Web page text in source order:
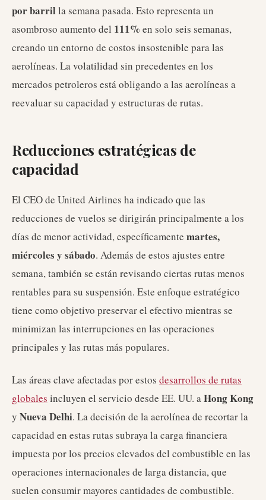
por barrilla semana pasada. Esto representa un
asombroso aumento del 111% en solo seis semanas,
creando un entorno de costos insostenible para las
aerolíneas. La volatilidad sin precedentes en los
mercados petroleros está obligando a las aerolíneas a
reevaluar su capacidad y estructuras de rutas.
Reducciones estratégicas de
capacidad
El CEO de United Airlines ha indicado que las
reducciones de vuelos se dirigirán principalmente a los
días de menor actividad, específicamente martes,
miércoles y sábado. Además de estos ajustes entre
semana, también se están revisando ciertas rutas menos
rentables para su suspensión. Este enfoque estratégico
tiene como objetivo preservar el efectivo mientras se
minimizan las interrupciones en las operaciones
principales y las rutas más populares.
Las áreas clave afectadas por estos desarrollos de rutas
globales incluyen el servicio desde EE. UU. aHong Kong
y Nueva Delhi. La decisión de la aerolínea de recortar la
capacidad en estas rutas subraya la carga financiera
impuesta por los precios elevados del combustible en las
operaciones internacionales de larga distancia, que
suelen consumir mayores cantidades de combustible.